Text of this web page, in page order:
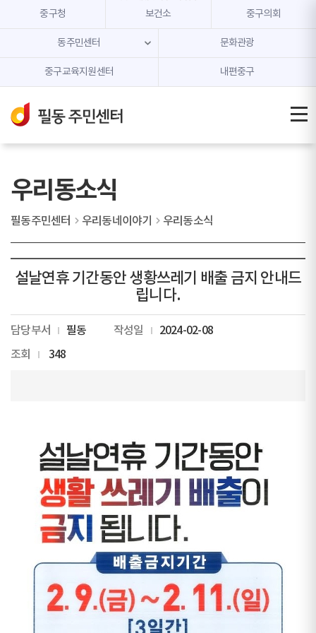
본문 내용 바로가기
주메뉴 바로가기
중구청 보건소 중구의회
동주민센터 문화관광
중구교육지원센터 내편중구
우리동소식
필동주민센터 우리동네이야기 우리동소식
설날연휴 기간동안 생황쓰레기 배출 금지 안내드
립니다.
담당부서 필동 작성일
2024-02-08
조회
348